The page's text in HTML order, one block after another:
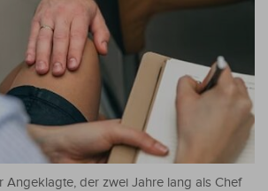
Angeklagte, der zwei Jahre lang als Chef